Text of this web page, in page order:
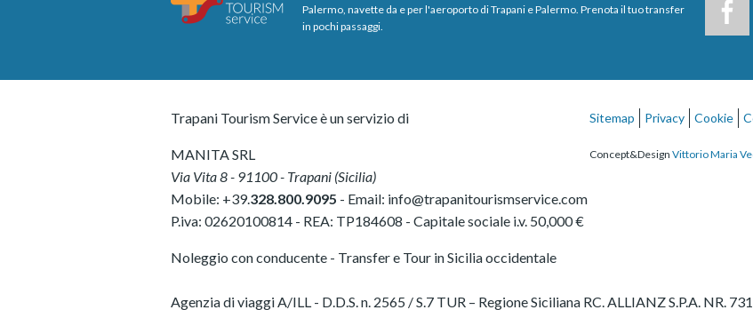
Palermo, navette da e per l'aeroporto di Trapani e Palermo. Prenota il tuo transfer
in pochi passaggi.
Trapani Tourism Service è un servizio di
MANITA SRL
Via Vita 8- 91100- Trapani (Sicilia)
Mobile: +39.328.800.9095 - Email: info@trapanitourismservice.com
P.iva: 02620100814 - REA: TP184608 - Capitale sociale i.v. 50,000 €
Noleggio con conducente - Transfer e Tour in Sicilia occidentale
Agenzia di viaggi A/ILL - D.D.S. n. 2565 / S.7 TUR – Regione Siciliana RC. ALLIANZ S.P.A. NR.
Sitemap Privacy Cookie
Concept&Design Vittorio Maria